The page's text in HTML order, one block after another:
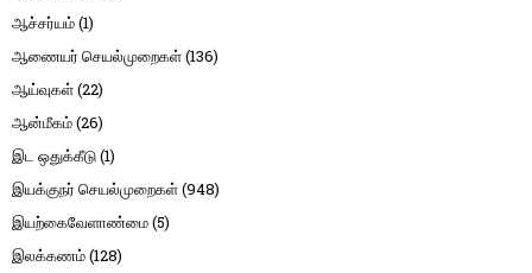
ஆச்சர்யம்(1)
ஆணையர் செயல்முறைகள்(136)
ஆய்வுகள்(22)
ஆன்மீகம்(26)
இட ஒதுக்கீடு(1)
இயக்குநர் செயல்முறைகள்(948)
இயற்கைவேளாண்மை(5)
இலக்கணம்(128)